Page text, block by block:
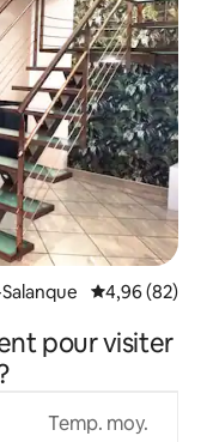
Évaluation
4,96 (82)
pour visiter
Temp. moy.